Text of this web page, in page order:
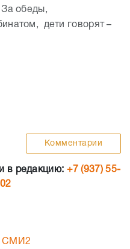
За обеды,
дети говорят –
Комментарии
в редакцию: +7 (937) 55-
СМИ2